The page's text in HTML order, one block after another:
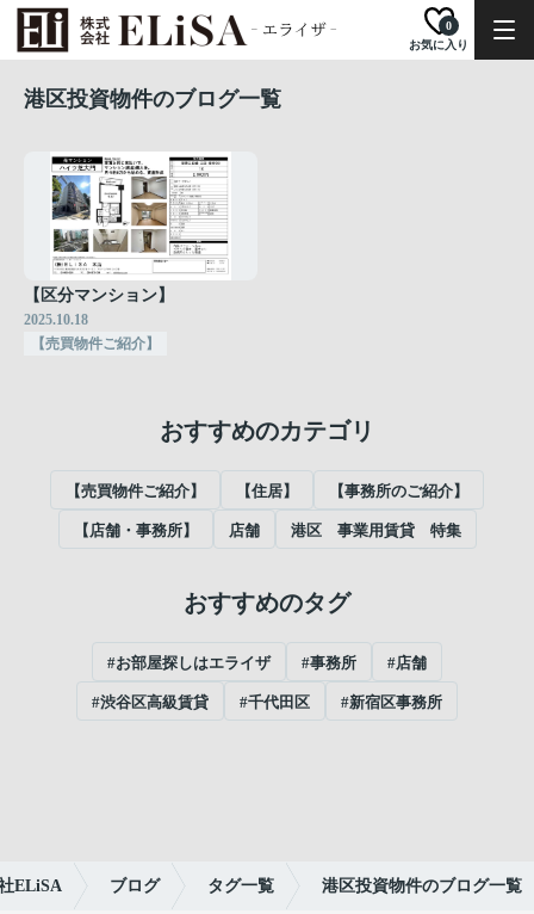
お気に入り
0
港区投資物件のブログ一覧
【区分マンション】
2025.10.18
【売買物件ご紹介】
おすすめのカテゴリ
【売買物件ご紹介】 【住居】 【事務所のご紹介】
【店舗・事務所】 店舗 港区 事業用賃貸 特集
おすすめのタグ
#お部屋探しはエライザ #事務所 #店舗
#渋谷区高級賃貸 #千代田区 #新宿区事務所
ELiSA ブログ タグ一覧 港区投資物件のブログ一覧